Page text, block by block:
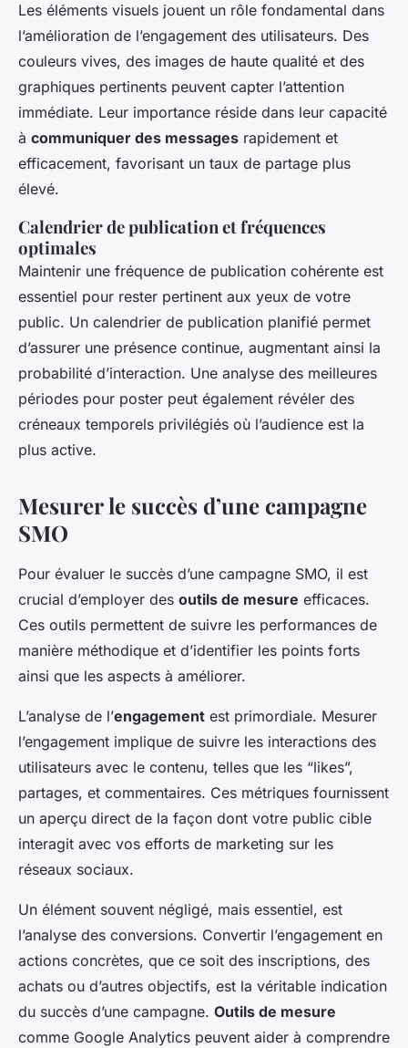
Les éléments visuels jouent un rôle fondamental dans
l’amélioration de l’engagement des utilisateurs. Des
couleurs vives, des images de haute qualité et des
graphiques pertinents peuvent capter l’attention
immédiate. Leur importance réside dans leur capacité
à communiquer des messages rapidement et
efficacement, favorisant un taux de partage plus
élevé.
Calendrier de publication et fréquences
optimales
Maintenir une fréquence de publication cohérente est
essentiel pour rester pertinent aux yeux de votre
public. Un calendrier de publication planifié permet
d’assurer une présence continue, augmentant ainsi la
probabilité d’interaction. Une analyse des meilleures
périodes pour poster peut également révéler des
créneaux temporels privilégiés où l’audience est la
plus active.
Mesurer le succès d’une campagne
SMO
Pour évaluer le succès d’une campagne SMO, il est
crucial d’employer des outils de mesure efficaces.
Ces outils permettent de suivre les performances de
manière méthodique et d’identifier les points forts
ainsi que les aspects à améliorer.
L’analyse de l’engagement est primordiale. Mesurer
l’engagement implique de suivre les interactions des
utilisateurs avec le contenu, telles que les “likes”,
partages, et commentaires. Ces métriques fournissent
un aperçu direct de la façon dont votre public cible
interagit avec vos efforts de marketing sur les
réseaux sociaux.
Un élément souvent négligé, mais essentiel, est
l’analyse des conversions. Convertir l’engagement en
actions concrètes, que ce soit des inscriptions, des
achats ou d’autres objectifs, est la véritable indication
du succès d’une campagne. Outils de mesure
comme Google Analytics peuvent aider à comprendre